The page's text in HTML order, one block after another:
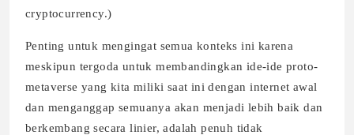
cryptocurrency.)
Penting untuk mengingat semua konteks ini karena
meskipun tergoda untuk membandingkan ide-ide proto-
metaverse yang kita miliki saat ini dengan internet awal
dan menganggap semuanya akan menjadi lebih baik dan
berkembang secara linier, adalah penuh tidak